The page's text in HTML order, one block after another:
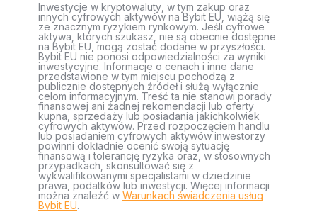
Inwestycje w kryptowaluty, w tym zakup oraz
innych cyfrowych aktywów na Bybit EU, wiążą się
ze znacznym ryzykiem rynkowym. Jeśli cyfrowe
aktywa, których szukasz, nie są obecnie dostępne
na Bybit EU, mogą zostać dodane w przyszłości.
Bybit EU nie ponosi odpowiedzialności za wyniki
inwestycyjne. Informacje o cenach i inne dane
przedstawione w tym miejscu pochodzą z
publicznie dostępnych źródeł i służą wyłącznie
celom informacyjnym. Treść ta nie stanowi porady
finansowej ani żadnej rekomendacji lub oferty
kupna, sprzedaży lub posiadania jakichkolwiek
cyfrowych aktywów. Przed rozpoczęciem handlu
lub posiadaniem cyfrowych aktywów inwestorzy
powinni dokładnie ocenić swoją sytuację
finansową i tolerancję ryzyka oraz, w stosownych
przypadkach, skonsultować się z
wykwalifikowanymi specjalistami w dziedzinie
prawa, podatków lub inwestycji. Więcej informacji
można znaleźć w Warunkach świadczenia usług
Bybit EU.